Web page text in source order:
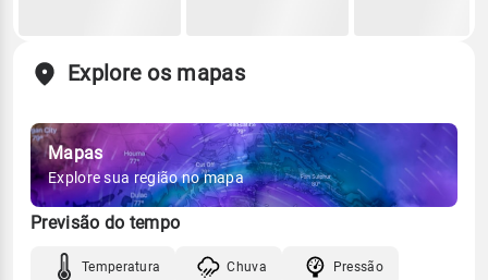
Explore os mapas
Mapas
Explore sua região no mapa
Previsão do tempo
Temperatura Chuva Pressão